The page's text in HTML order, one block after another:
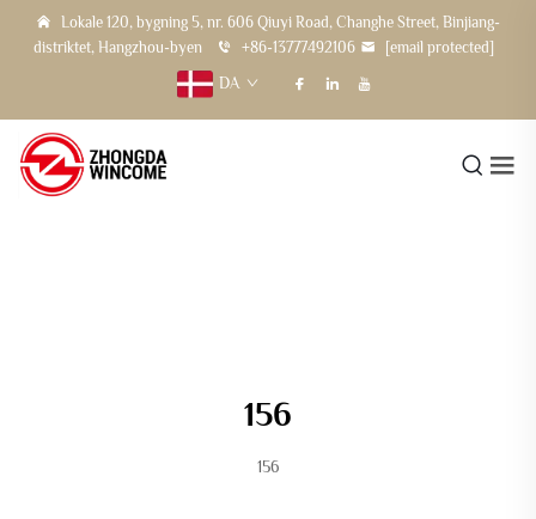
Lokale 120, bygning 5, nr. 606 Qiuyi Road, Changhe Street, Binjiang-
distriktet, Hangzhou-byen
+86-13777492106
[email protected]
DA
156
156